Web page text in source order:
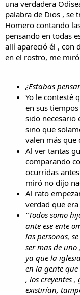
una verdadera
palabra de Dios , se
Homero contando
pensando en todas
allí apareció él , con
en el rostro, me
¿Estabas
Yo le contesté
en sus
sido necesario
sino que
valen más que
Al ver tantas
comparando
ocurridas
miró no dijo
Al rato
verdad que
"Todos somo
ante ese ente
las personas,
ser mas de uno
ya que la
en la gente
, los creyentes
existirían,